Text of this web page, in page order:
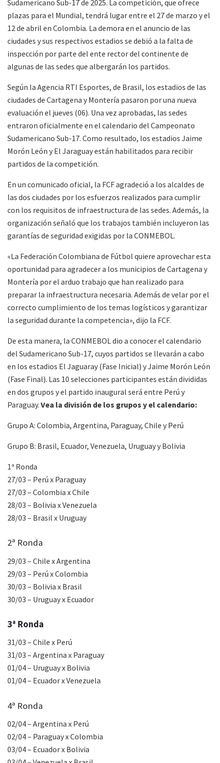
Sudamericano Sub-17 de 2025. La competición, que ofrece
plazas para el Mundial, tendrá lugar entre el 27 de marzo y el
12 de abril en Colombia. La demora en el anuncio de las
ciudades y sus respectivos estadios se debió a la falta de
inspección por parte del ente rector del continente de
algunas de las sedes que albergarán los partidos.
Según la Agencia RTI Esportes, de Brasil, los estadios de las
ciudades de Cartagena y Montería pasaron por una nueva
evaluación el jueves (06). Una vez aprobadas, las sedes
entraron oficialmente en el calendario del Campeonato
Sudamericano Sub-17. Como resultado, los estadios Jaime
Morón León y El Jaraguay están habilitados para recibir
partidos de la competición.
En un comunicado oficial, la FCF agradeció a los alcaldes de
las dos ciudades por los esfuerzos realizados para cumplir
con los requisitos de infraestructura de las sedes. Además, la
organización señaló que los trabajos también incluyeron las
garantías de seguridad exigidas por la CONMEBOL.
«La Federación Colombiana de Fútbol quiere aprovechar esta
oportunidad para agradecer a los municipios de Cartagena y
Montería por el arduo trabajo que han realizado para
preparar la infraestructura necesaria. Además de velar por el
correcto cumplimiento de los temas logísticos y garantizar
la seguridad durante la competencia», dijo la FCF.
De esta manera, la CONMEBOL dio a conocer el calendario
del Sudamericano Sub-17, cuyos partidos se llevarán a cabo
en los estadios El Jaguaray (Fase Inicial) y Jaime Morón León
(Fase Final). Las 10 selecciones participantes están divididas
en dos grupos y el partido inaugural será entre Perú y
Paraguay. Vea la división de los grupos y el calendario:
Grupo A: Colombia, Argentina, Paraguay, Chile y Perú
Grupo B: Brasil, Ecuador, Venezuela, Uruguay y Bolivia
1ª Ronda
27/03 – Perú x Paraguay
27/03 – Colombia x Chile
28/03 – Bolivia x Venezuela
28/03 – Brasil x Uruguay
2ª Ronda
29/03 – Chile x Argentina
29/03 – Perú x Colombia
30/03 – Bolivia x Brasil
30/03 – Uruguay x Ecuador
3ª Ronda
31/03 – Chile x Perú
31/03 – Argentina x Paraguay
01/04 – Uruguay x Bolivia
01/04 – Ecuador x Venezuela
4ª Ronda
02/04 – Argentina x Perú
02/04 – Paraguay x Colombia
03/04 – Ecuador x Bolivia